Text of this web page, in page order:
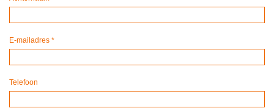
E-mailadres *
Telefoon